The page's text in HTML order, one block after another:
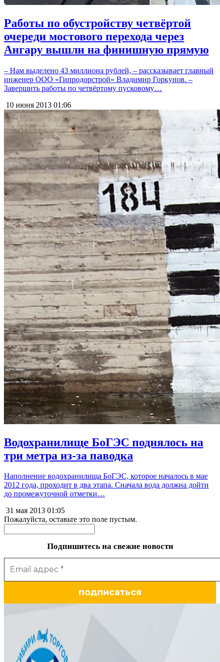
Работы по обустройству четвёртой
очереди мостового перехода через
Ангару вышли на финишную прямую
– Нам выделено 43 миллиона рублей, – рассказывает главный
инженер ООО «Гипродорстрой» Владимир Горкунов. –
Завершить работы по четвёртому пусковому…
10 июня 2013 01:06
Водохранилище БоГЭС поднялось на
три метра из-за паводка
Наполнение водохранилища БоГЭС, которое началось в мае
2012 года, проходит в два этапа. Сначала вода должна дойти
до промежуточной отметки…
31 мая 2013 01:05
Пожалуйста, оставьте это поле пустым.
Подпишитесь на свежие новости